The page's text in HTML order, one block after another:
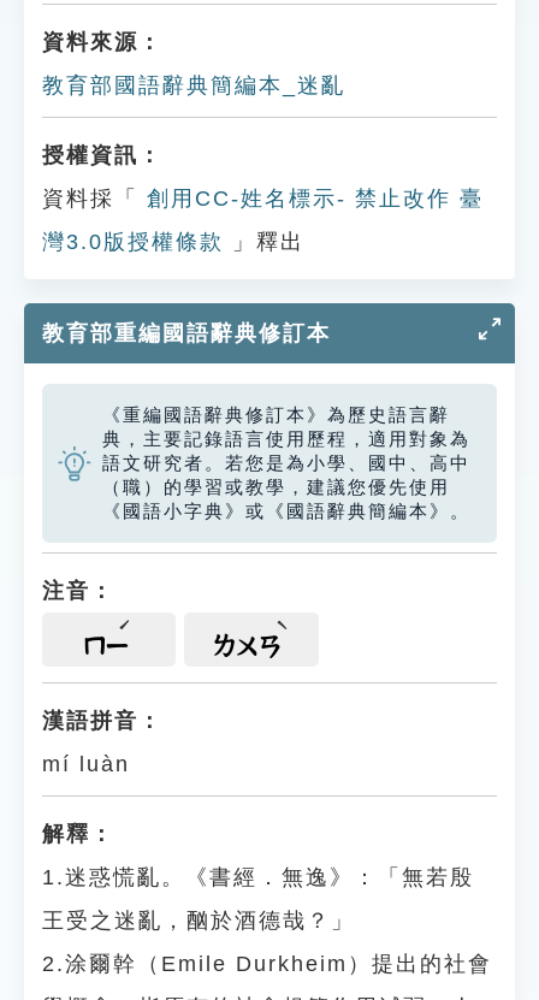
資料來源：
教育部國語辭典簡編本_迷亂
授權資訊：
資料採「
創用CC-姓名標示- 禁止改作 臺
灣3.0版授權條款
」釋出
教育部重編國語辭典修訂本
《重編國語辭典修訂本》為歷史語言辭
典，主要記錄語言使用歷程，適用對象為
語文研究者。若您是為小學、國中、高中
（職）的學習或教學，建議您優先使用
《國語小字典》或《國語辭典簡編本》。
注音：
ㄇㄧ ㄌㄨㄢ
漢語拼音：
mí luàn
解釋：
1.迷惑慌亂。《書經．無逸》：「無若殷
王受之迷亂，酗於酒德哉？」
2.涂爾幹（Emile Durkheim）提出的社會